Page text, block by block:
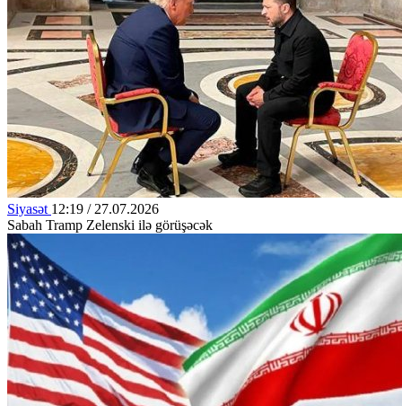
Siyasət 12:19 / 27.07.2026
Sabah Tramp Zelenski ilə görüşəcək